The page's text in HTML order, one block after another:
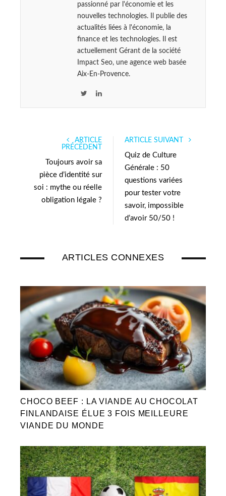
passionné par l'économie et les
nouvelles technologies. Il publie des
actualités liées à l'économie, la
finance et les technologies. Il est
actuellement Gérant de la société
Impact Seo, une agence web basée
Aix-En-Provence.
t
r
L
e
I
ARTICLE
PRÉCÉDENT
Toujours avoir sa
pièce d’identité sur
soi : mythe ou réelle
obligation légale ?
ARTICLE SUIVANT
Quiz de Culture
Générale : 50
questions variées
pour tester votre
savoir, impossible
d’avoir 50/50 !
ARTICLES CONNEXES
CHOCO BEEF : LA VIANDE AU CHOCOLAT
FINLANDAISE ÉLUE 3 FOIS MEILLEURE
VIANDE DU MONDE